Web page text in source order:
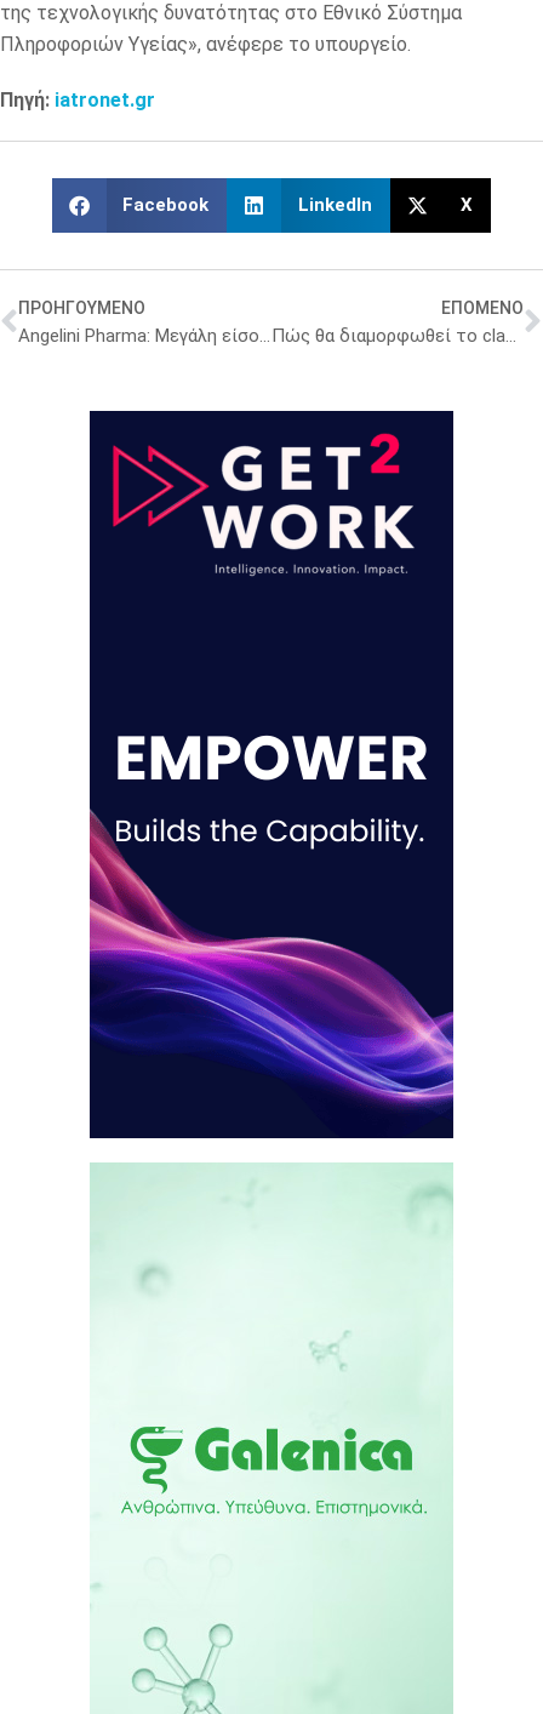
της τεχνολογικής δυνατότητας στο Εθνικό Σύστημα
Πληροφοριών Υγείας», ανέφερε το υπουργείο.
Πηγή: iatronet.gr
Facebook LinkedIn X
ΠΡΟΗΓΟΥΜΕΝΟ
Angelini Pharma: Μεγάλη είσοδος στις ΗΠΑ με εξαγορά 4,1 δισ.
ΕΠΟΜΕΝΟ
Πώς θα διαμορφωθεί το clawback στα νοσοκομειακά φάρμακα για το 2025 – Οι εκτιμήσεις και τα ποσοστά